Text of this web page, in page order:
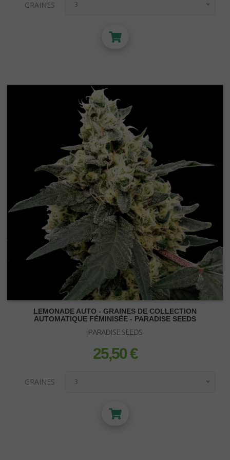
GRAINES 3
LEMONADE AUTO - GRAINES DE COLLECTION
AUTOMATIQUE FÉMINISÉE - PARADISE SEEDS
PARADISE SEEDS
prix
25,50 €
GRAINES 3